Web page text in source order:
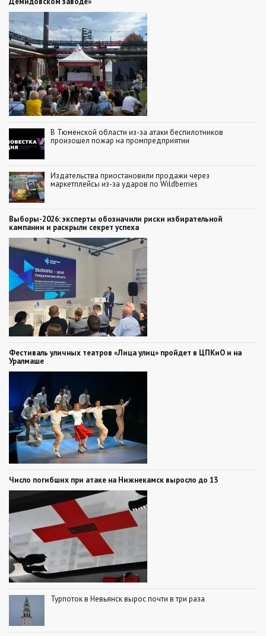
В Тюменской области из-за атаки беспилотников
произошел пожар на промпредприятии
Издательства приостановили продажи через
маркетплейсы из-за ударов по Wildberries
Выборы-2026: эксперты обозначили риски избирательной
кампании и раскрыли секрет успеха
Фестиваль уличных театров «Лица улиц» пройдет в ЦПКиО и на
Уралмаше
Число погибших при атаке на Нижнекамск выросло до 13
Турпоток в Невьянск вырос почти в три раза